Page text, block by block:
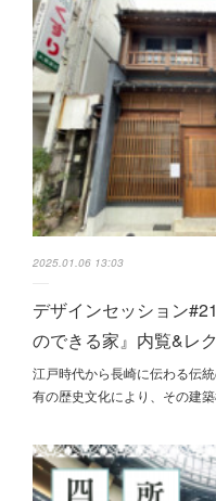
2025.01.06 13:03
デザインセッション
のできる家』内覧&レ
江戸時代から長崎に伝わる伝
有の歴史文化により、その建